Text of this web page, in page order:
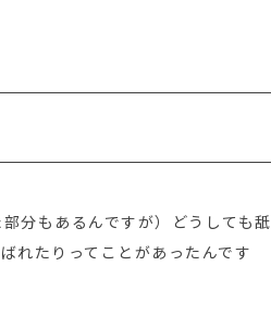
分もあるんですが）どうしても舐
れたりってことがあったんです